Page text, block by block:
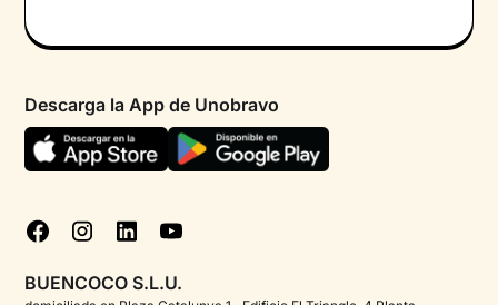
Psicólogo por chat
Ayuda urgente
FAQ
Corporate
Política de privacidad
Declaración de accesibilidad
Gestionar cookies
Descarga la App de Unobravo
BUENCOCO S.L.U.